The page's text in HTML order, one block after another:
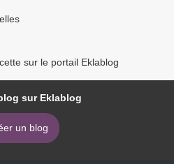
sur le portail Eklablog
sur Eklablog
un blog